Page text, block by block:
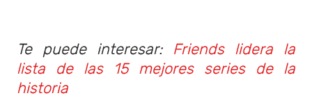
Te puede interesar: Friends lidera la
lista de las 15 mejores series de la
historia